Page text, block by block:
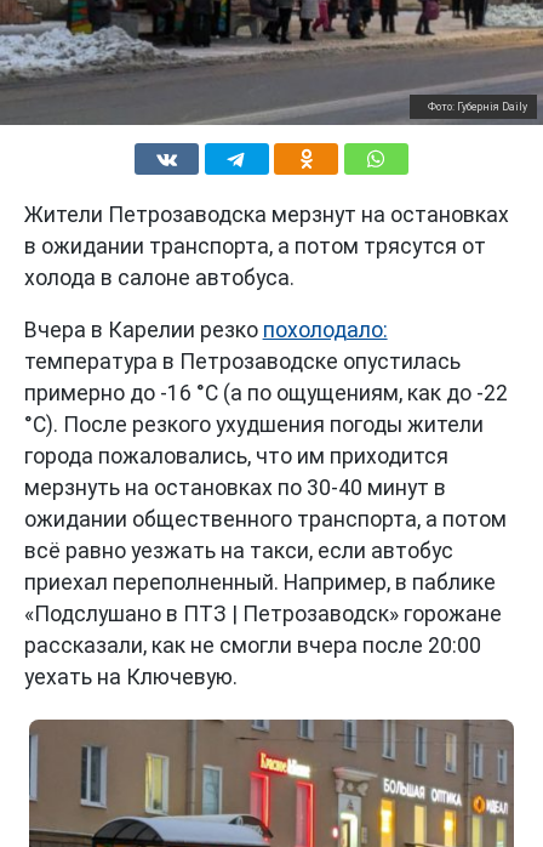
Фото: Губернiя Daily
Жители Петрозаводска мерзнут на остановках
в ожидании транспорта, а потом трясутся от
холода в салоне автобуса.
Вчера в Карелии резко похолодало:
температура в Петрозаводске опустилась
примерно до -16 °C (а по ощущениям, как до -22
°C). После резкого ухудшения погоды жители
города пожаловались, что им приходится
мерзнуть на остановках по 30-40 минут в
ожидании общественного транспорта, а потом
всё равно уезжать на такси, если автобус
приехал переполненный. Например, в паблике
«Подслушано в ПТЗ | Петрозаводск» горожане
рассказали, как не смогли вчера после 20:00
уехать на Ключевую.